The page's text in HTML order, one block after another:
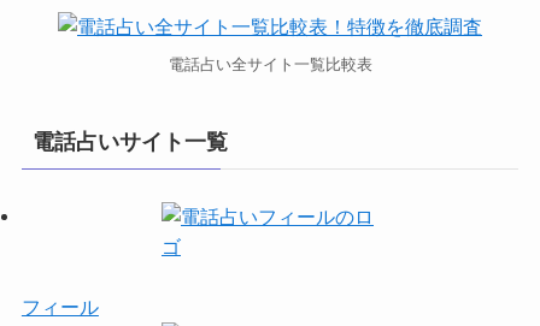
電話占い全サイト一覧比較表
電話占いサイト一覧
フィール